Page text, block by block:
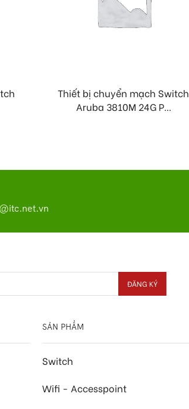
Thiết bị chuyển mạch Switch
Aruba 3810M 24G P...
SẢN PHẨM
Switch
Wifi - Accesspoint